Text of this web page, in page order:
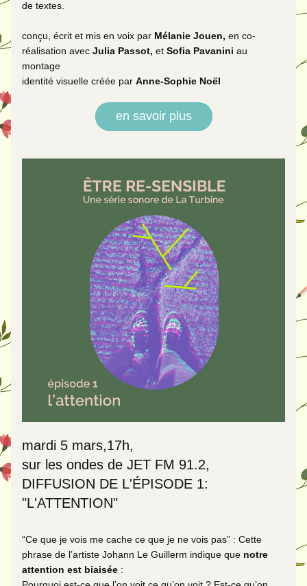
de textes.
conçu, écrit et mis en voix par Mélanie Jouen, en co-
réalisation avec Julia Passot, et Sofia Pavanini au
montage
identité visuelle créée par Anne-Sophie Noël
en savoir plus
mardi 5 mars,17h,
sur les ondes de JET FM 91.2,
DIFFUSION DE L'ÉPISODE 1:
"L'ATTENTION"
“Ce que je vois me cache ce que je ne vois pas” : Cette
phrase de l’artiste Johann Le Guillerm indique que notre
attention est biaisée :